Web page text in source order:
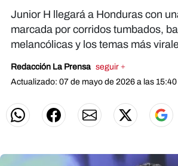
Junior H llegará a Honduras con
marcada por corridos tumbados,
melancólicas y los temas más
Redacción La Prensa seguir +
Actualizado: 07 de mayo de 2026 a las 15:40